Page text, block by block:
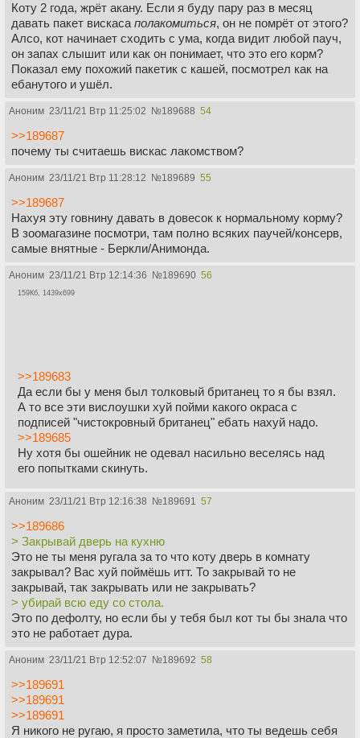
Коту 2 года, жрёт акану. Если я буду пару раз в месяц
давать пакет вискаса полакомиться, он не помрёт от этого?
Алсо, кот начинает сходить с ума, когда видит любой пауч,
он запах слышит или как он понимает, что это его корм?
Показал ему похожий пакетик с кашей, посмотрел как на
ебанутого и ушёл.
Аноним 23/11/21 Втр 11:25:02 №189688 54
>>189687
почему ты считаешь вискас лакомством?
Аноним 23/11/21 Втр 11:28:12 №189689 55
>>189687
Нахуя эту говнину давать в довесок к нормальному корму?
В зоомагазине посмотри, там полно всяких паучей/консерв,
самые внятные - Беркли/Анимонда.
Аноним 23/11/21 Втр 12:14:36 №189690 56
159Кб, 1439x699
>>189683
Да если бы у меня был толковый британец то я бы взял.
А то все эти вислоушки хуй пойми какого окраса с
подписей "чистокровный британец" ебать нахуй надо.
>>189685
Ну хотя бы ошейник не одевал насильно веселясь над
его попытками скинуть.
Аноним 23/11/21 Втр 12:16:38 №189691 57
>>189686
> Закрывай дверь на кухню
Это не ты меня ругала за то что коту дверь в комнату
закрывал? Вас хуй поймёшь итт. То закрывай то не
закрывай, так закрывать или не закрывать?
> убирай всю еду со стола.
Это по дефолту, но если бы у тебя был кот ты бы знала что
это не работает дура.
Аноним 23/11/21 Втр 12:52:07 №189692 58
>>189691
>>189691
>>189691
Я никого не ругаю, я просто заметила, что ты ведешь себя